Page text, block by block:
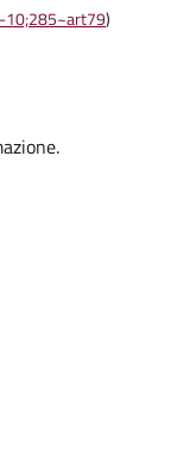
10;285~art79)